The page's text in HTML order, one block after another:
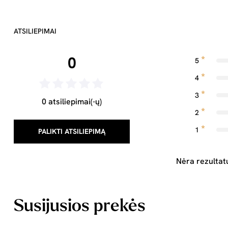
ATSILIEPIMAI
0
0 atsiliepimai(-ų)
PALIKTI ATSILIEPIMĄ
5
4
3
2
1
Nėra
Susijusios prekės